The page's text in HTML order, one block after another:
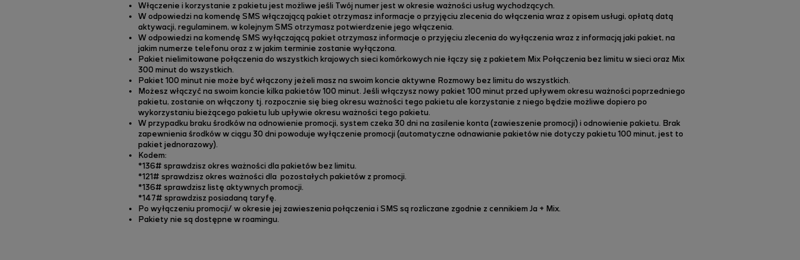
Włączenie i korzystanie z pakietu jest możliwe jeśli Twój numer jest w okresie ważności usług wychodzących.
W odpowiedzi na komendę SMS włączającą pakiet otrzymasz informacje o przyjęciu zlecenia do włączenia wraz z opisem usługi, opłatą datą
aktywacji, regulaminem, w kolejnym SMS otrzymasz potwierdzenie jego włączenia.
W odpowiedzi na komendę SMS wyłączającą pakiet otrzymasz informacje o przyjęciu zlecenia do wyłączenia wraz z informacją jaki pakiet, na
jakim numerze telefonu oraz z w jakim terminie zostanie wyłączona.
Pakiet nielimitowane połączenia do wszystkich krajowych sieci komórkowych nie łączy się z pakietem Mix Połączenia bez limitu w sieci oraz Mix
300 minut do wszystkich.
Pakiet 100 minut nie może być włączony jeżeli masz na swoim koncie aktywne Rozmowy bez limitu do wszystkich.
Możesz włączyć na swoim koncie kilka pakietów 100 minut. Jeśli włączysz nowy pakiet 100 minut przed upływem okresu ważności poprzedniego
pakietu, zostanie on włączony tj. rozpocznie się bieg okresu ważności tego pakietu ale korzystanie z niego będzie możliwe dopiero po
wykorzystaniu bieżącego pakietu lub upływie okresu ważności tego pakietu.
W przypadku braku środków na odnowienie promocji, system czeka 30 dni na zasilenie konta (zawieszenie promocji) i odnowienie pakietu. Brak
zapewnienia środków w ciągu 30 dni powoduje wyłączenie promocji (automatyczne odnawianie pakietów nie dotyczy pakietu 100 minut, jest to
pakiet jednorazowy).
Kodem:
*136# sprawdzisz okres ważności dla pakietów bez limitu.
*121# sprawdzisz okres ważności dla pozostałych pakietów z promocji.
*136# sprawdzisz listę aktywnych promocji.
*147# sprawdzisz posiadaną taryfę.
Po wyłączeniu promocji/ w okresie jej zawieszenia połączenia i SMS są rozliczane zgodnie z cennikiem Ja + Mix.
Pakiety nie są dostępne w roamingu.